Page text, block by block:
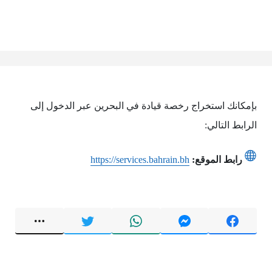
بإمكانك استخراج رخصة قيادة في البحرين عبر الدخول إلى
الرابط التالي:
رابط الموقع: https://services.bahrain.bh